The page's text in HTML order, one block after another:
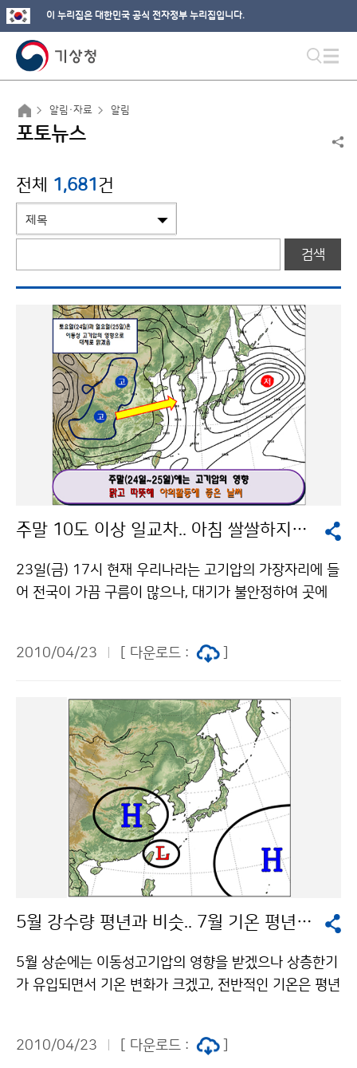
이 누리집은 대한민국 공식 전자정부 누리집입니다.
알림·자료 알림
포토뉴스
전체 1,681건
검색
주말 10도 이상 일교차.. 아침 쌀쌀하지만 낮에 따뜻
23일(금) 17시 현재 우리나라는 고기압의 가장자리에 들
어 전국이 가끔 구름이 많으나, 대기가 불안정하여 곳에
24일(토)은 서해남부해상에 위치한 고기압의 영향으로
빗방울이 떨어지는 곳도 있겠다. 25일(일)은 남해상에 위
치한 고기압의 영향으로 맑겠다. 24일(토) 아침에는 내륙
지방을 중심으로 안개가 짙게 끼는 곳이 있겠으니, 교통안
전에 유의해야 한다. 24일(토)과 25일(일)은 일교차가 1
0도 이상으로 커서 아침에는 다소 쌀쌀하겠으나, 낮에는
기온이 많이 오르면서 따뜻하고 맑은 날씨를 보여, 야외활
동 하기에 좋은 날씨가 되겠다. 문의 131기상콜센터기상
청 이(가) 창작한 주말 10도 이상 일교차.. 아침 쌀쌀하지
만 낮에 따뜻 저작물은 "공공누리" 출처표시-상업적이용
2010/04/23 [ 다운로드 :
5월 강수량 평년과 비슷.. 7월 기온 평년보다 높을 듯
5월 상순에는 이동성고기압의 영향을 받겠으나 상층한기
가 유입되면서 기온 변화가 크겠고, 전반적인 기온은 평년
이 많겠다. 기온과 강수량은 평년과 비슷하겠으며, 남쪽
2010/04/23 [ 다운로드 :